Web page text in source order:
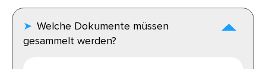
Welche Dokumente müssen
gesammelt werden?